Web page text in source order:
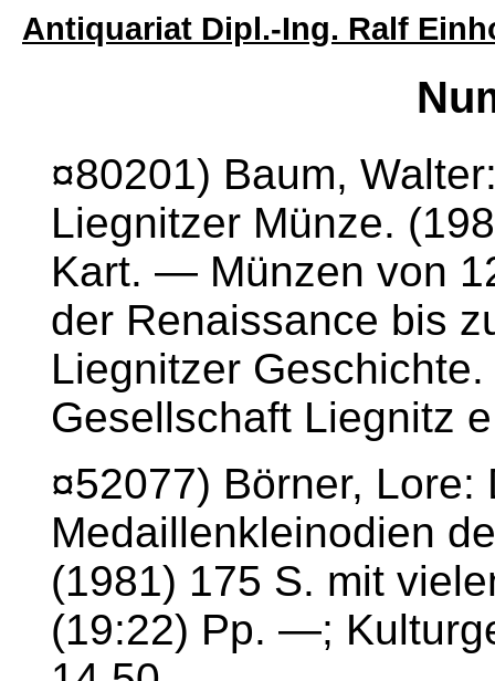
Antiquariat Dipl.-Ing. Ralf
¤80201) Baum,
Liegnitzer Münze.
Kart. — Münzen von
der Renaissance bis
Liegnitzer
Gesellschaft Liegnitz
¤52077) Börner, Lore:
Medaillenkleinodien
(1981) 175 S. mit
(19:22) Pp. —;